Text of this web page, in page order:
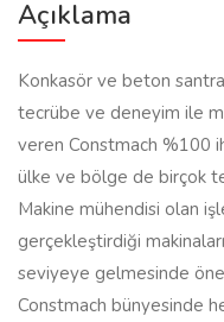
Açıklama
Konkasör ve beton
tecrübe ve deneyim ile
veren Constmach %100
ülke ve bölge de birçok
Makine mühendisi olan
gerçekleştirdiği
seviyeye gelmesinde
Constmach bünyesinde